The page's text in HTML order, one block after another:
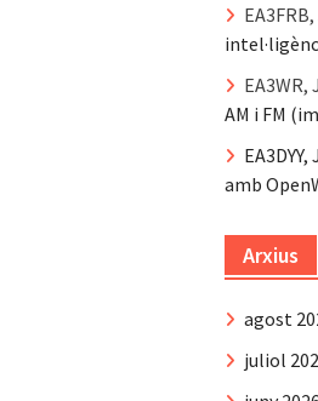
EA3WR,
AM i FM
amb
Arxius
agost
juliol